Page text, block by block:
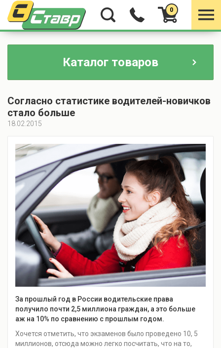
0
Каталог товаров
Согласно статистике водителей-новичков
стало больше
18.02.2015
За прошлый год в России водительские права
получило почти 2,5 миллиона граждан, а это больше
аж на 10% по сравнению с прошлым годом.
Хочется отметить, что экзаменов было проведено 10, 5
миллионов, отсюда можно легко посчитать, что на то,